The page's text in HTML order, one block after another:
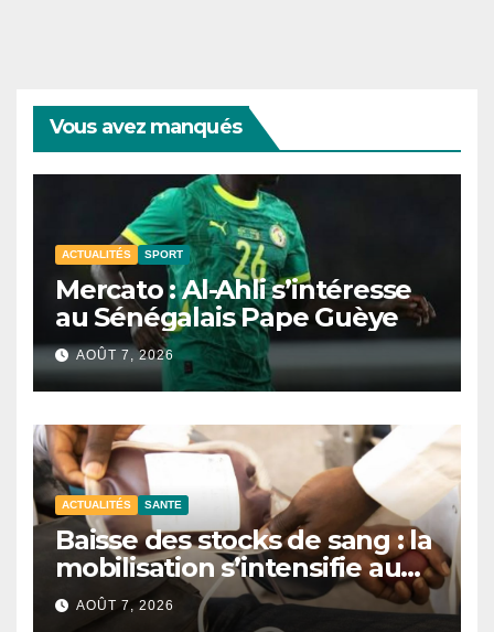
Vous avez manqués
ACTUALITÉS SPORT
Mercato : Al-Ahli s’intéresse
au Sénégalais Pape Guèye
AOÛT 7, 2026
ACTUALITÉS SANTE
Baisse des stocks de sang : la
mobilisation s’intensifie au
CNTS de Dakar.
AOÛT 7, 2026